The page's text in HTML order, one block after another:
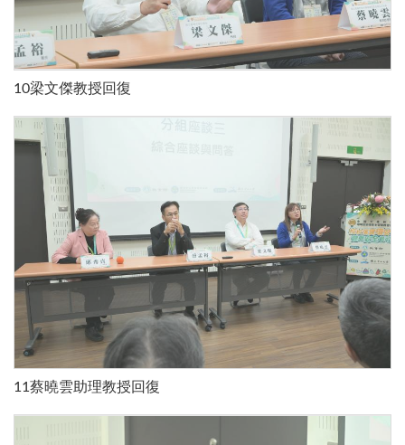
10梁文傑教授回復
11蔡曉雲助理教授回復